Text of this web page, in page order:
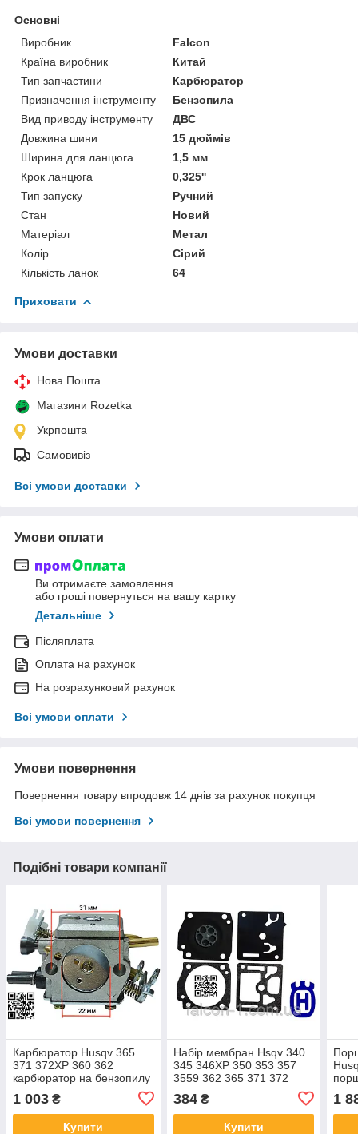
Основні
Виробник
Falcon
Країна виробник
Китай
Тип запчастини
Карбюратор
Призначення інструменту
Бензопила
Вид приводу інструменту
ДВС
Довжина шини
15 дюймів
Ширина для ланцюга
1,5 мм
Крок ланцюга
0,325''
Тип запуску
Ручний
Стан
Новий
Матеріал
Метал
Колір
Сірий
Кількість ланок
64
Приховати
Умови доставки
Нова Пошта
Магазини Rozetka
Укрпошта
Самовивіз
Всі умови доставки
Умови оплати
Ви отримаєте замовлення
або гроші повернуться на вашу картку
Детальніше
Післяплата
Оплата на рахунок
На розрахунковий рахунок
Всі умови оплати
Умови повернення
Повернення товару впродовж 14 днів за рахунок покупця
Всі умови повернення
Подібні товари компанії
Карбюратор Husqv 365
371 372XP 360 362
карбюратор на бензопилу
Jonsered CS2065 HU 365
372 HD-12 HD-6 5032818-
01 503 28 32-03
1 003 ₴
Купити
Набір мембран Hsqv 340
345 346XP 350 353 357
3559 362 365 371 372
5371759-01
384₴
Купити
1